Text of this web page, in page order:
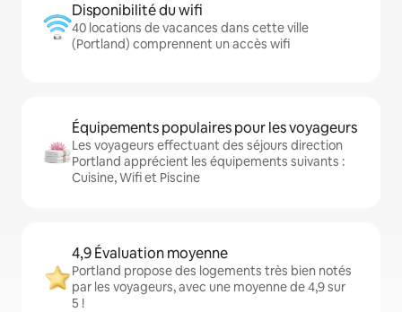
Disponibilité du wifi
40 locations de vacances dans cette ville
(Portland) comprennent un accès wifi
Équipements populaires pour les voyageurs
Les voyageurs effectuant des séjours direction
Portland apprécient les équipements suivants :
Cuisine, Wifi et Piscine
4,9 Évaluation moyenne
Portland propose des logements très bien notés
par les voyageurs, avec une moyenne de 4,9 sur
5 !